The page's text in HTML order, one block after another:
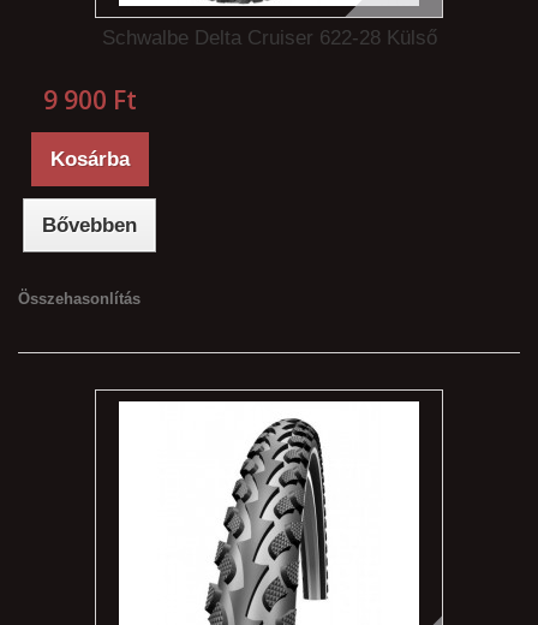
Schwalbe Delta Cruiser 622-28 Külső
9 900 Ft‎
Kosárba
Bővebben
Összehasonlítás